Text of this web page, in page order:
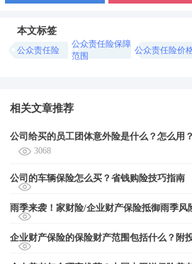
本文标签
公众责任险
公众责任险保障
范围
公众责任险价
相关文章推荐
公司给买的员工团体意外险是什么？怎么用？
3068
公司的车辆保险怎么买？省钱购险技巧指南
雨季来袭！家财险/企业财产保险抵御雨季风
企业财产保险的保险财产范围包括什么？附